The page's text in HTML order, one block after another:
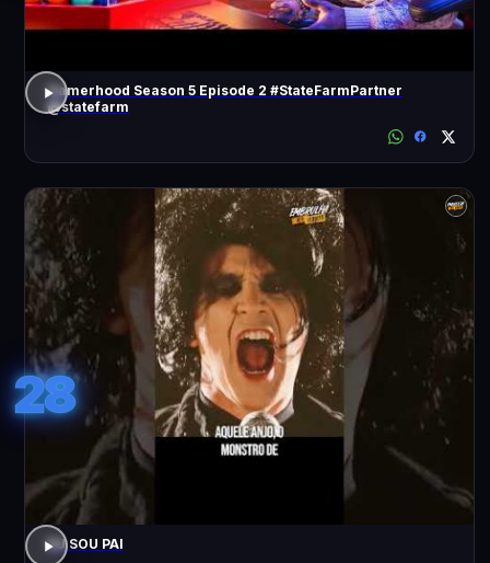
Gamerhood Season 5 Episode 2 #StateFarmPartner
@statefarm
28
EU SOU PAI